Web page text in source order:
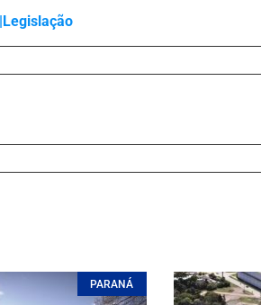
Legislação
PARANÁ